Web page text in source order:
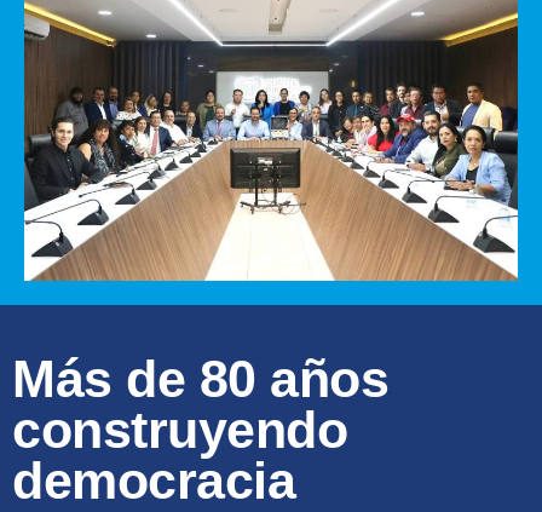
Más de 80 años
construyendo
democracia